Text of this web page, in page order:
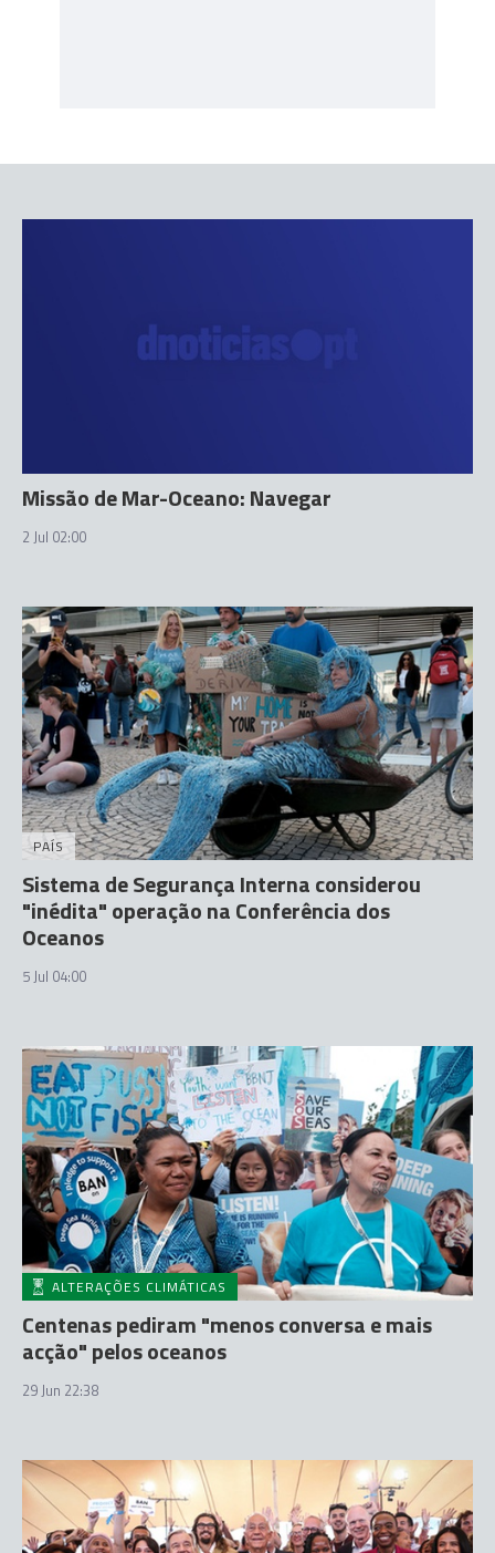
Missão de Mar-Oceano: Navegar
2 Jul 02:00
PAÍS
Sistema de Segurança Interna considerou
"inédita" operação na Conferência dos
Oceanos
5 Jul 04:00
ALTERAÇÕES CLIMÁTICAS
Centenas pediram "menos conversa e mais
acção" pelos oceanos
29 Jun 22:38